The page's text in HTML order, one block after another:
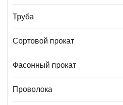
Труба
Сортовой прокат
Фасонный прокат
Проволока